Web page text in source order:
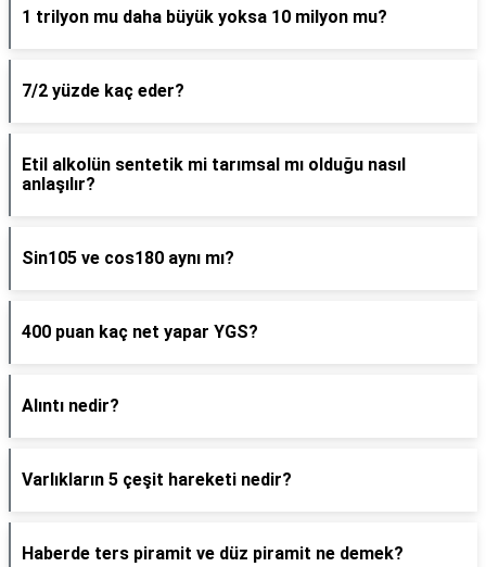
1 trilyon mu daha büyük yoksa 10 milyon mu?
7/2 yüzde kaç eder?
Etil alkolün sentetik mi tarımsal mı olduğu nasıl
anlaşılır?
Sin105 ve cos180 aynı mı?
400 puan kaç net yapar YGS?
Alıntı nedir?
Varlıkların 5 çeşit hareketi nedir?
Haberde ters piramit ve düz piramit ne demek?